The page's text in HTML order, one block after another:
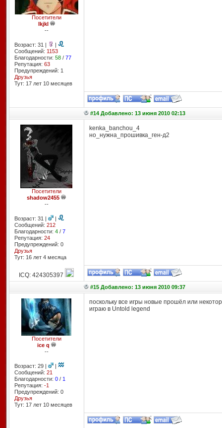
Посетители
lkjkl
--
Возраст: 31 |
|
Сообщений: 1153
Благодарности: 58/ 77
Репутация: 63
Предупреждений: 1
Друзья
Тут: 17 лет 10 месяцев
#14 Добавлено: 13 июня 2010 02:13
Посетители
shadow2455
--
Возраст: 31 |
|
Сообщений: 212
Благодарности: 4/ 7
Репутация: 24
Предупреждений: 0
Друзья
Тут: 16 лет 4 месяцa
kenka_banchou_4
но_нужна_прошивка_ген-д2
ICQ: 424305397
#15 Добавлено: 13 июня 2010 09:37
Посетители
ice q
--
Возраст: 29 |
|
Сообщений: 21
Благодарности: 0/ 1
Репутация: -1
Предупреждений: 0
Друзья
Тут: 17 лет 10 месяцев
поскольку все игры новые прошёл или
играю в Untold legend